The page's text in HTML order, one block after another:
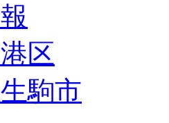
区
駒市